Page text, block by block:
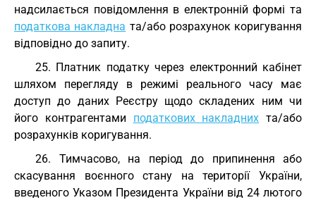
надсилається повідомлення в електронній формі та
податкова накладна та/або розрахунок коригування
відповідно до запиту.
25. Платник податку через електронний кабінет
шляхом перегляду в режимі реального часу має
доступ до даних Реєстру щодо складених ним чи
його контрагентами податкових накладних та/або
розрахунків коригування.
26. Тимчасово, на період до припинення або
скасування воєнного стану на території України,
введеного Указом Президента України від 24 лютого